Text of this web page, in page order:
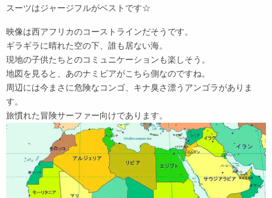
スーツはジャージフルがベストです☆
映像は西アフリカのコーストラインだそうです。
ギラギラに晴れた空の下、誰も居ない海。
現地の子供たちとのコミュニケーションも楽しそう。
地図を見ると、あのナミビアがこちら側なのですね。
周辺には今まさに危険なコンゴ、キナ臭さ漂うアンゴラがありま
す。
旅慣れた冒険サーファー向けであります。